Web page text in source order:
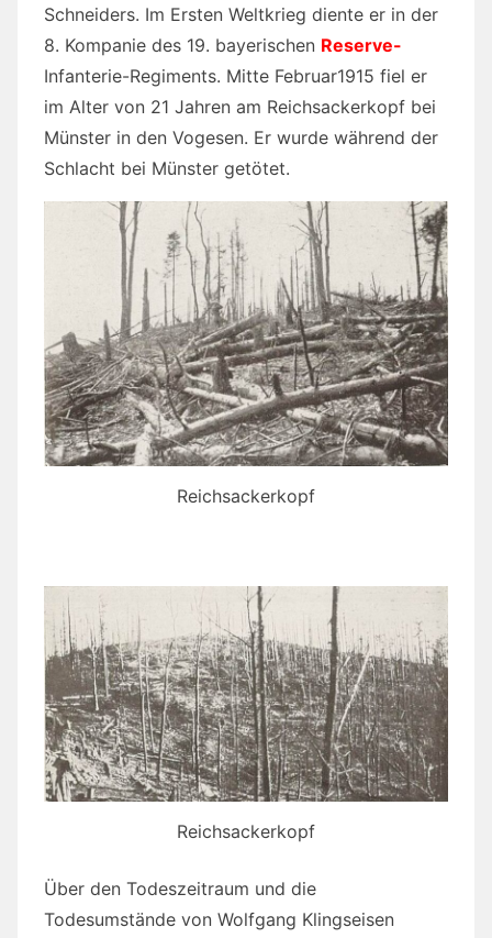
Schneiders. Im Ersten Weltkrieg diente er in der
8. Kompanie des 19. bayerischen Reserve-
Infanterie-Regiments. Mitte Februar1915 fiel er
im Alter von 21 Jahren am Reichsackerkopf bei
Münster in den Vogesen. Er wurde während der
Schlacht bei Münster getötet.
Reichsackerkopf
Reichsackerkopf
Über den Todeszeitraum und die
Todesumstände von Wolfgang Klingseisen